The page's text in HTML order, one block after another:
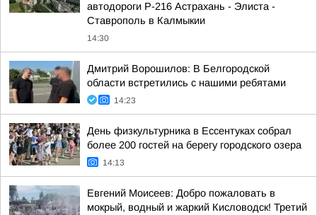
автодороги Р-216 Астрахань - Элиста -
Ставрополь в Калмыкии
14:30
Дмитрий Ворошилов: В Белгородской
области встретились с нашими ребятами
14:23
День физкультурника в Ессентуках собрал
более 200 гостей на берегу городского озера
14:13
Евгений Моисеев: Добро пожаловать в
мокрый, водный и жаркий Кисловодск! Третий